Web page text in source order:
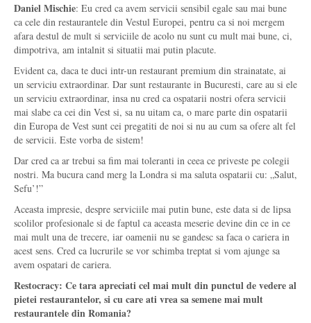
Daniel Mischie: Eu cred ca avem servicii sensibil egale sau mai bune
ca cele din restaurantele din Vestul Europei, pentru ca si noi mergem
afara destul de mult si serviciile de acolo nu sunt cu mult mai bune, ci,
dimpotriva, am intalnit si situatii mai putin placute.
Evident ca, daca te duci intr-un restaurant premium din strainatate, ai
un serviciu extraordinar. Dar sunt restaurante in Bucuresti, care au si ele
un serviciu extraordinar, insa nu cred ca ospatarii nostri ofera servicii
mai slabe ca cei din Vest si, sa nu uitam ca, o mare parte din ospatarii
din Europa de Vest sunt cei pregatiti de noi si nu au cum sa ofere alt fel
de servicii. Este vorba de sistem!
Dar cred ca ar trebui sa fim mai toleranti in ceea ce priveste pe colegii
nostri. Ma bucura cand merg la Londra si ma saluta ospatarii cu: „Salut,
Sefu’!”
Aceasta impresie, despre serviciile mai putin bune, este data si de lipsa
scolilor profesionale si de faptul ca aceasta meserie devine din ce in ce
mai mult una de trecere, iar oamenii nu se gandesc sa faca o cariera in
acest sens. Cred ca lucrurile se vor schimba treptat si vom ajunge sa
avem ospatari de cariera.
Restocracy: Ce tara apreciati cel mai mult din punctul de vedere al
pietei restaurantelor, si cu care ati vrea sa semene mai mult
restaurantele din Romania?